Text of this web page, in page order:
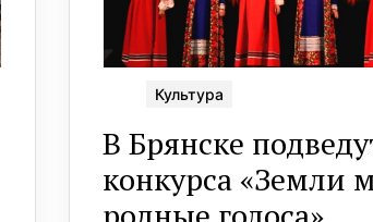
Культура
В Брянске
конкурса «Земли